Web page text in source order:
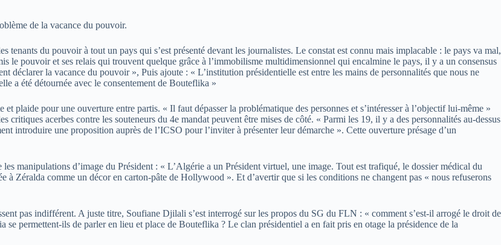
de la vacance du pouvoir.
tenants du pouvoir à tout un pays qui s’est présenté devant les journalistes. Le constat est connu mais implacable : le pays va mal,
le pouvoir et ses relais qui trouvent quelque grâce à l’immobilisme multidimensionnel qui encalmine le pays, il y a un consensus
déclarer la vacance du pouvoir », Puis ajoute : « L’institution présidentielle est entre les mains de personnalités que nous ne
a été détournée avec le consentement de Bouteflika »
plaide pour une ouverture entre partis. « Il faut dépasser la problématique des personnes et s’intéresser à l’objectif lui-même »
acerbes contre les souteneurs du 4e mandat peuvent être mises de côté. « Parmi les 19, il y a des personnalités au-dessus
introduire une proposition auprès de l’ICSO pour l’inviter à présenter leur démarche ». Cette ouverture présage d’un
manipulations d’image du Président : « L’Algérie a un Président virtuel, une image. Tout est trafiqué, le dossier médical du
à Zéralda comme un décor en carton-pâte de Hollywood ». Et d’avertir que si les conditions ne changent pas « nous refuserons
pas indifférent. A juste titre, Soufiane Djilali s’est interrogé sur les propos du SG du FLN : « comment s’est-il arrogé le droit de
permettent-ils de parler en lieu et place de Bouteflika ? Le clan présidentiel a en fait pris en otage la présidence de la